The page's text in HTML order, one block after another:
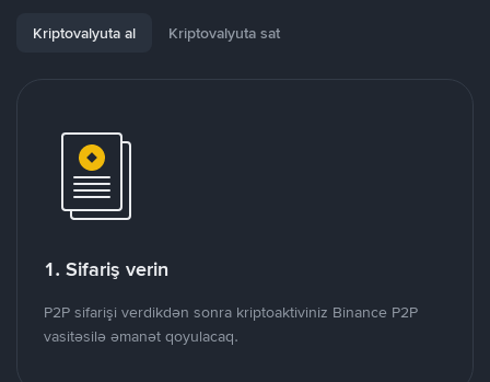
Kriptovalyuta al Kriptovalyuta sat
1. Sifariş verin
P2P sifarişi verdikdən sonra kriptoaktiviniz Binance P2P
vasitəsilə əmanət qoyulacaq.